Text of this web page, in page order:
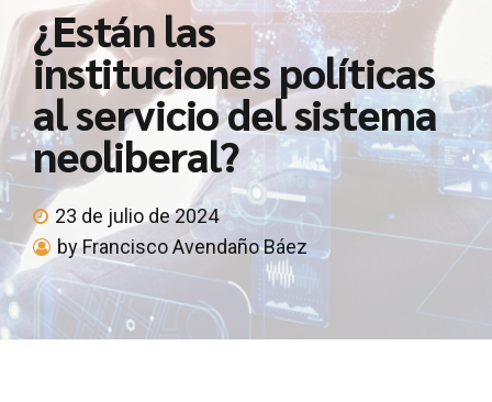
¿Están las
instituciones políticas
al servicio del sistema
neoliberal?
23 de julio de 2024
by Francisco Avendaño Báez